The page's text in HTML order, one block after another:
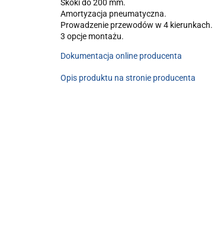
Skoki do 200 mm.
Amortyzacja pneumatyczna.
Prowadzenie przewodów w 4 kierunkach.
3 opcje montażu.
Dokumentacja online producenta
Opis produktu na stronie producenta